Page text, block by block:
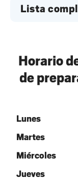
Lista
Horario
de
Lunes
Martes
Miércoles
Jueves